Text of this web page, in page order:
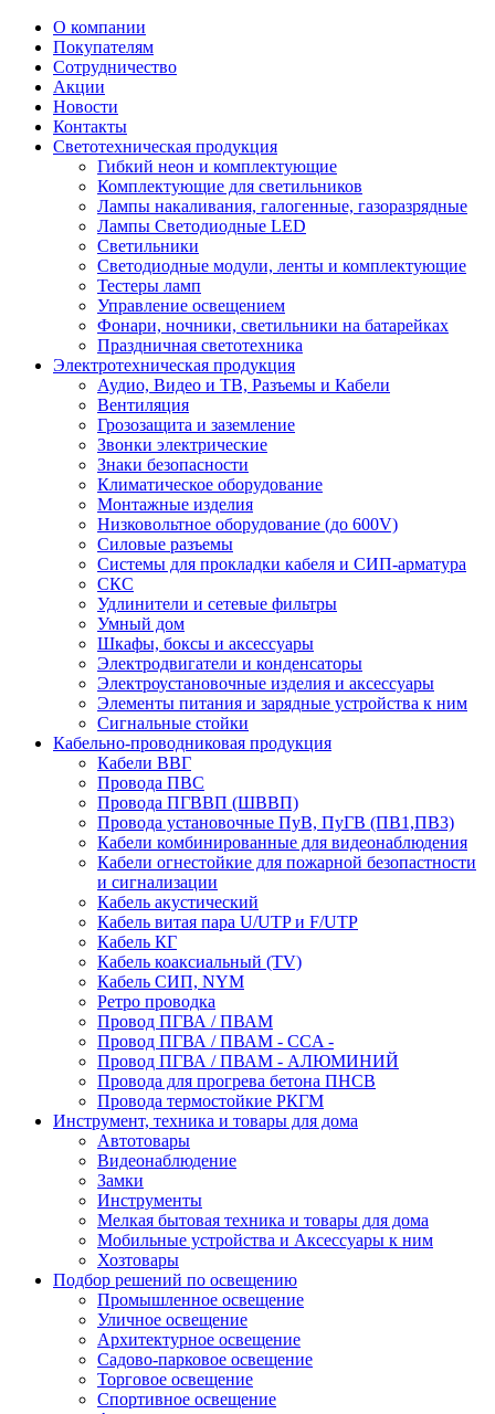
О компании
Покупателям
Сотрудничество
Акции
Новости
Контакты
Светотехническая продукция
Гибкий неон и комплектующие
Комплектующие для светильников
Лампы накаливания, галогенные, газоразрядные
Лампы Светодиодные LED
Светильники
Светодиодные модули, ленты и комплектующие
Тестеры ламп
Управление освещением
Фонари, ночники, светильники на батарейках
Праздничная светотехника
Электротехническая продукция
Аудио, Видео и ТВ, Разъемы и Кабели
Вентиляция
Грозозащита и заземление
Звонки электрические
Знаки безопасности
Климатическое оборудование
Монтажные изделия
Низковольтное оборудование (до 600V)
Силовые разъемы
Системы для прокладки кабеля и СИП-арматура
СКС
Удлинители и сетевые фильтры
Умный дом
Шкафы, боксы и аксессуары
Электродвигатели и конденсаторы
Электроустановочные изделия и аксессуары
Элементы питания и зарядные устройства к ним
Сигнальные стойки
Кабельно-проводниковая продукция
Кабели ВВГ
Провода ПВС
Провода ПГВВП (ШВВП)
Провода установочные ПуВ, ПуГВ (ПВ1,ПВ3)
Кабели комбинированные для видеонаблюдения
Кабели огнестойкие для пожарной безопастности
и сигнализации
Кабель акустический
Кабель витая пара U/UTP и F/UTP
Кабель КГ
Кабель коаксиальный (TV)
Кабель СИП, NYM
Ретро проводка
Провод ПГВА / ПВАМ
Провод ПГВА / ПВАМ - CCA -
Провод ПГВА / ПВАМ - АЛЮМИНИЙ
Провода для прогрева бетона ПНСВ
Провода термостойкие РКГМ
Инструмент, техника и товары для дома
Автотовары
Видеонаблюдение
Замки
Инструменты
Мелкая бытовая техника и товары для дома
Мобильные устройства и Аксессуары к ним
Хозтовары
Подбор решений по освещению
Промышленное освещение
Уличное освещение
Архитектурное освещение
Садово-парковое освещение
Торговое освещение
Спортивное освещение